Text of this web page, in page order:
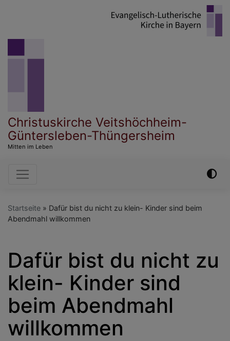
Christuskirche Veitshöchheim-
Güntersleben-Thüngersheim
Mitten im Leben
Hauptnavigation
Startseite
Dafür bist du nicht zu klein- Kinder sind beim
Abendmahl willkommen
Dafür bist du nicht zu
klein- Kinder sind
beim Abendmahl
willkommen